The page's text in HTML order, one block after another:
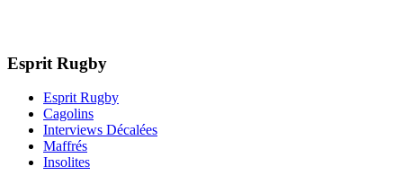
Esprit Rugby
Esprit Rugby
Cagolins
Interviews Décalées
Maffrés
Insolites